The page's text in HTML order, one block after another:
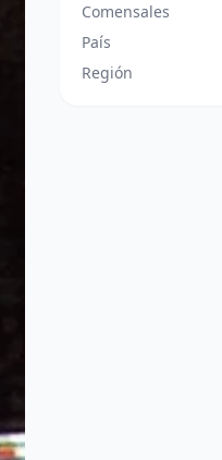
Comensales
País
Región